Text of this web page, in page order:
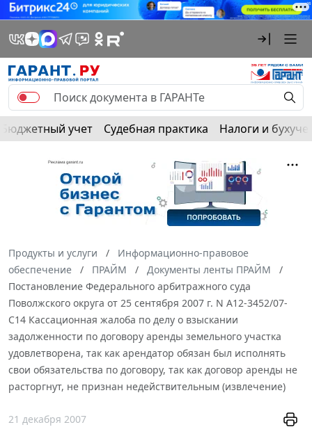
Бюджетный учет Судебная практика Налоги и
Продукты и услуги
Информационно-правовое
обеспечение
ПРАЙМ
Документы ленты ПРАЙМ
Постановление Федерального арбитражного суда
Поволжского округа от 25 сентября 2007 г. N А12-3452/07-
С14 Кассационная жалоба по делу о взыскании
задолженности по договору аренды земельного участка
удовлетворена, так как арендатор обязан был исполнять
свои обязательства по договору, так как договор аренды не
расторгнут, не признан недействительным (извлечение)
21 декабря 2007